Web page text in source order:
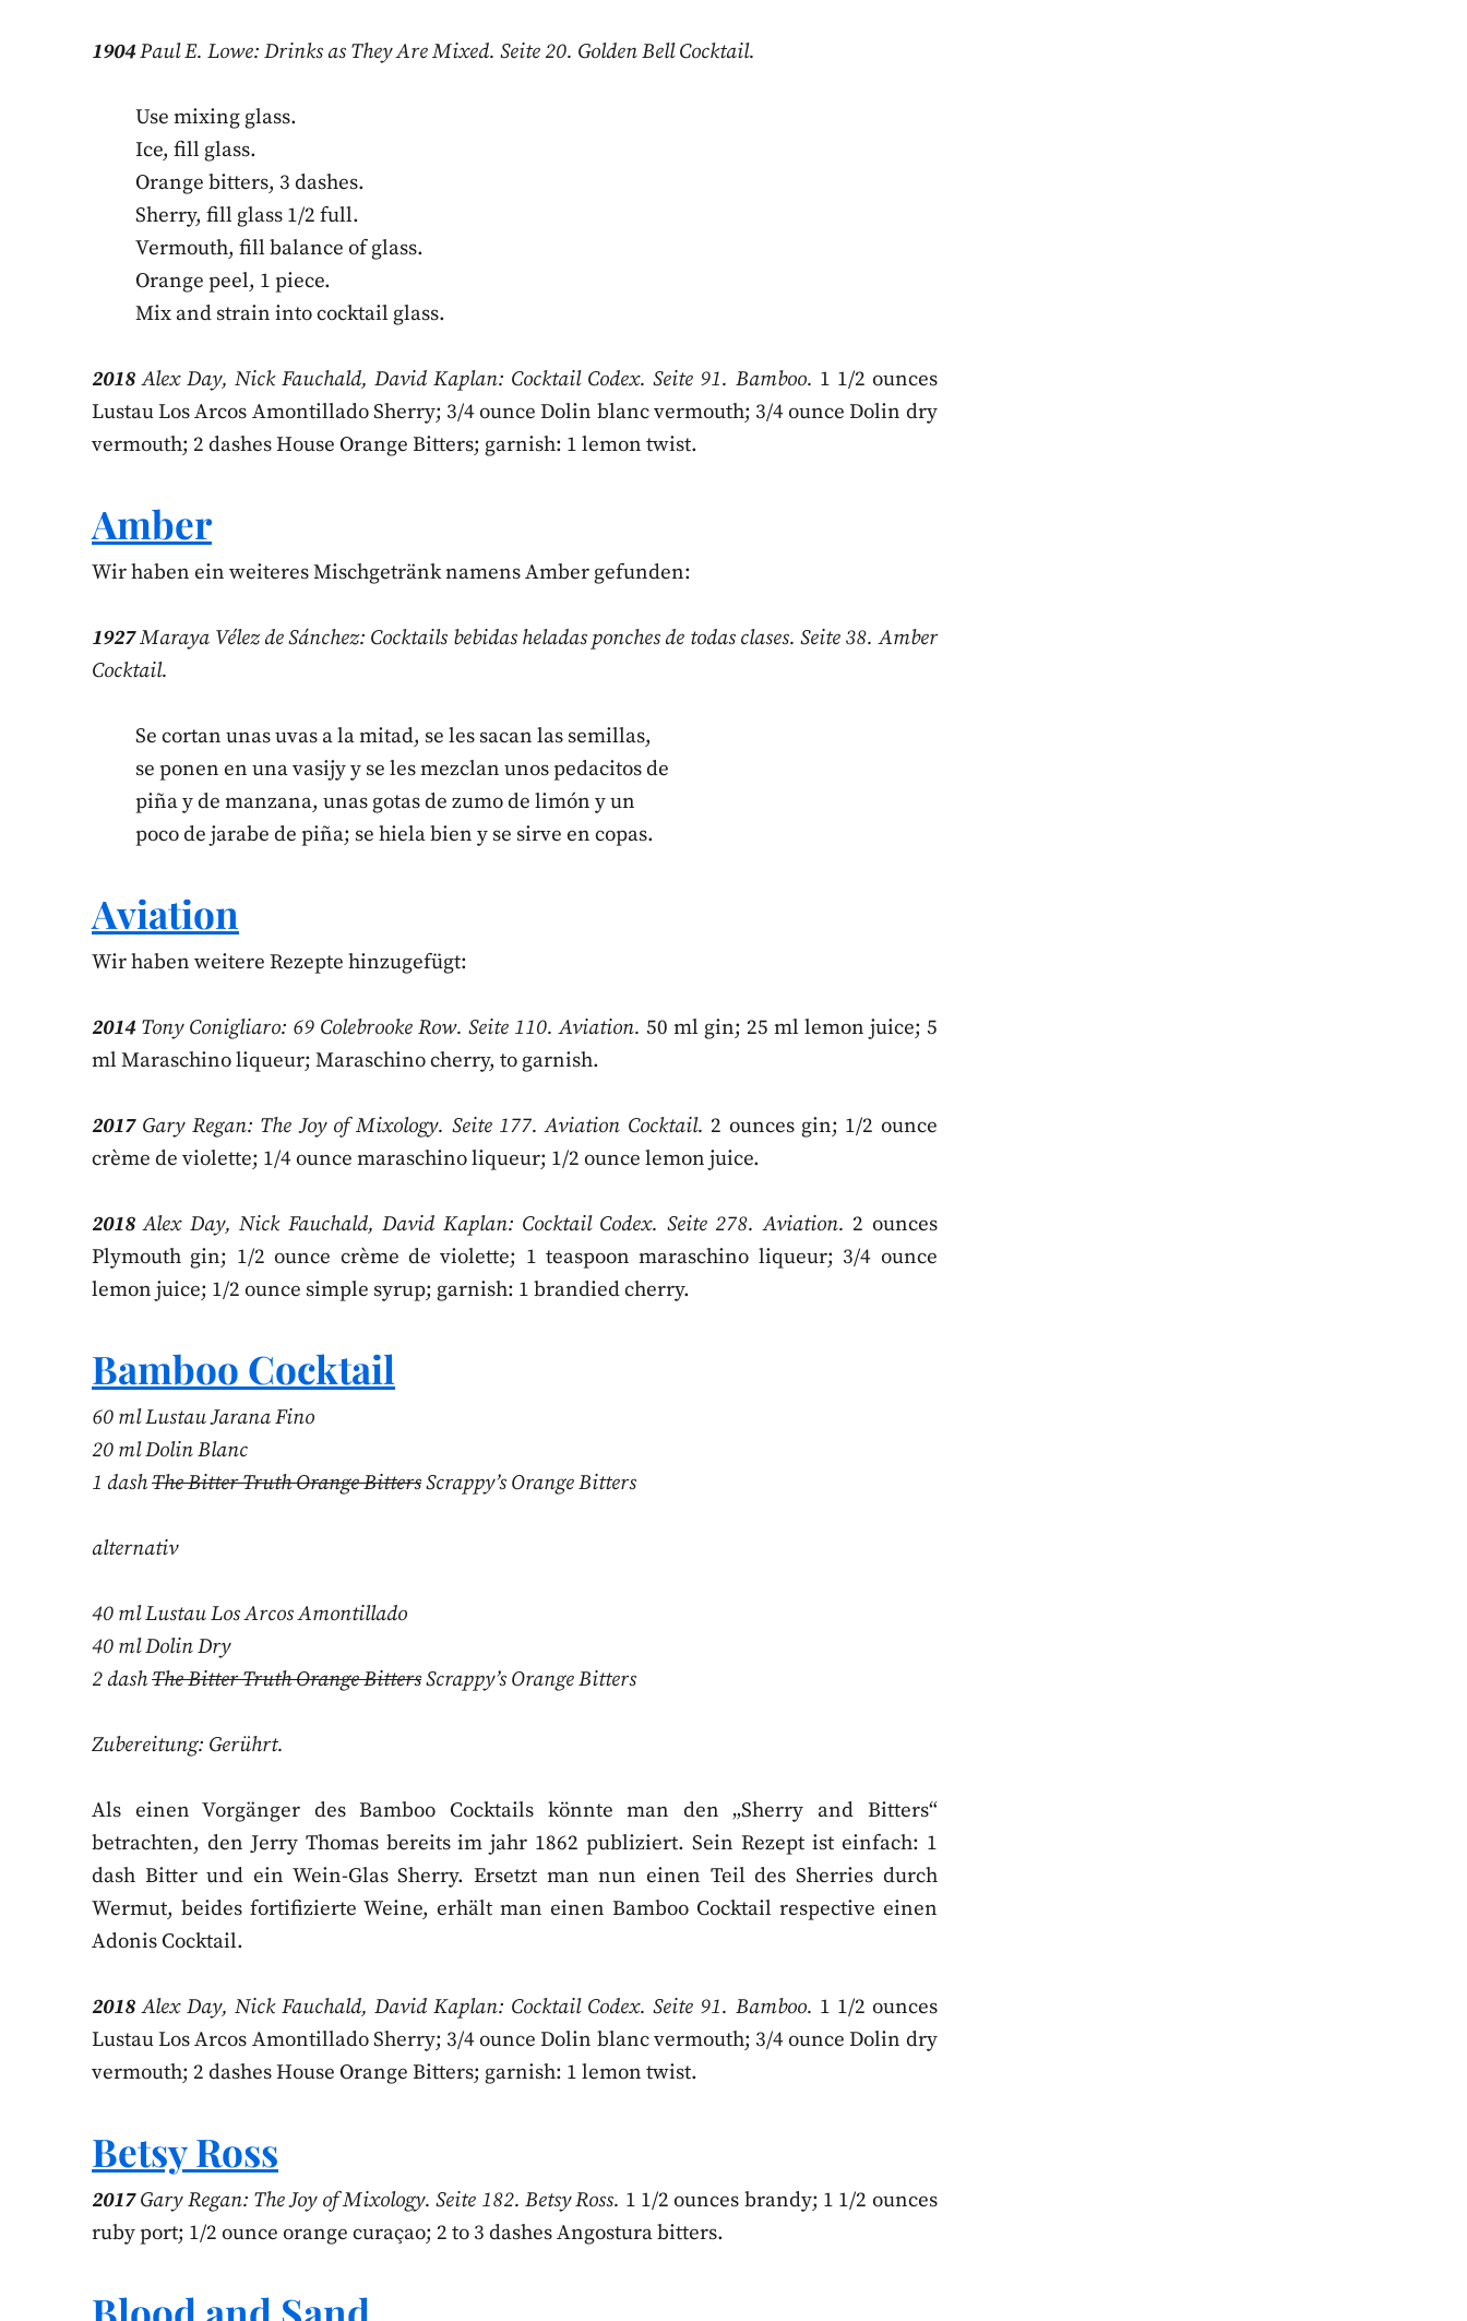
1904Paul E. Lowe: Drinks as They Are Mixed. Seite 20. Golden Bell Cocktail.
Use mixing glass.
Ice, fill glass.
Orange bitters, 3 dashes.
Sherry, fill glass 1/2 full.
Vermouth, fill balance of glass.
Orange peel, 1 piece.
Mix and strain into cocktail glass.
2018 Alex Day, Nick Fauchald, David Kaplan: Cocktail Codex. Seite 91. Bamboo. 1 1/2 ounces
Lustau Los Arcos Amontillado Sherry; 3/4 ounce Dolin blanc vermouth; 3/4 ounce Dolin dry
vermouth; 2 dashes House Orange Bitters; garnish: 1 lemon twist.
Amber
Wir haben ein weiteres Mischgetränk namens Amber gefunden:
1927Maraya Vélez de Sánchez: Cocktails bebidas heladas ponches de todas clases. Seite 38. Amber
Cocktail.
Se cortan unas uvas a la mitad, se les sacan las semillas,
se ponen en una vasijy y se les mezclan unos pedacitos de
piña y de manzana, unas gotas de zumo de limón y un
poco de jarabe de piña; se hiela bien y se sirve en copas.
Aviation
Wir haben weitere Rezepte hinzugefügt:
2014Tony Conigliaro: 69 Colebrooke Row. Seite 110. Aviation. 50 ml gin; 25 ml lemon juice; 5
ml Maraschino liqueur; Maraschino cherry, to garnish.
2017Gary Regan: The Joy of Mixology. Seite 177. Aviation Cocktail. 2 ounces gin; 1/2 ounce
crème de violette; 1/4 ounce maraschino liqueur; 1/2 ounce lemon juice.
2018 Alex Day, Nick Fauchald, David Kaplan: Cocktail Codex. Seite 278. Aviation. 2 ounces
Plymouth gin; 1/2 ounce crème de violette; 1 teaspoon maraschino liqueur; 3/4 ounce
lemon juice; 1/2 ounce simple syrup; garnish: 1 brandied cherry.
Bamboo Cocktail
60 ml Lustau Jarana Fino
20 ml Dolin Blanc
1 dashThe Bitter Truth Orange BittersScrappy’s Orange Bitters
alternativ
40 ml Lustau Los Arcos Amontillado
40 ml Dolin Dry
2 dashThe Bitter Truth Orange BittersScrappy’s Orange Bitters
Zubereitung: Gerührt.
Als einen Vorgänger des Bamboo Cocktails könnte man den „Sherry and Bitters“
betrachten, den Jerry Thomas bereits im jahr 1862 publiziert. Sein Rezept ist einfach: 1
dash Bitter und ein Wein-Glas Sherry. Ersetzt man nun einen Teil des Sherries durch
Wermut, beides fortifizierte Weine, erhält man einen Bamboo Cocktail respective einen
Adonis Cocktail.
2018 Alex Day, Nick Fauchald, David Kaplan: Cocktail Codex. Seite 91. Bamboo. 1 1/2 ounces
Lustau Los Arcos Amontillado Sherry; 3/4 ounce Dolin blanc vermouth; 3/4 ounce Dolin dry
vermouth; 2 dashes House Orange Bitters; garnish: 1 lemon twist.
Betsy Ross
2017Gary Regan: The Joy of Mixology. Seite 182. Betsy Ross. 1 1/2 ounces brandy; 1 1/2 ounces
ruby port; 1/2 ounce orange curaçao; 2 to 3 dashes Angostura bitters.